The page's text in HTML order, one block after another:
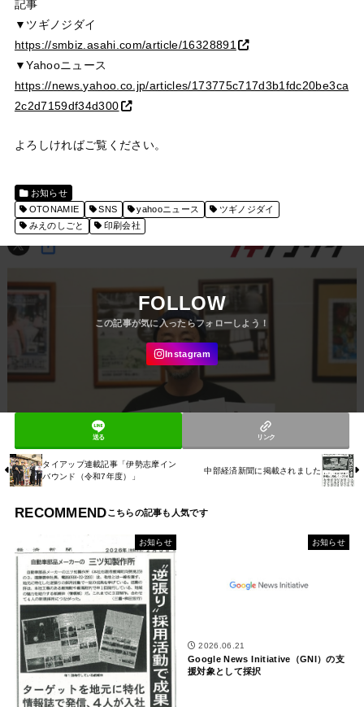
記事
▼ツギノジダイ
https://smbiz.asahi.com/article/16328891
▼Yahooニュース
https://news.yahoo.co.jp/articles/173775c717d3b1fdc20be3ca
2c2d7159df34d300
よろしければご覧ください。
お知らせ
OTONAMIE
SNS yahooニュース
ツギノジダイ
みえのしごと
印刷会社
FOLLOW
送る リンク
タイアップ連載記事「伊勢志摩イン
バウンド（令和7年度）」
中部経済新聞に掲載されました
RECOMMEND
お知らせ お知らせ
2026.06.21
Google News Initiative（GNI）の支
援対象として採択